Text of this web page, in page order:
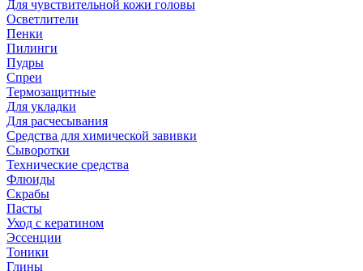
Для чувствительной кожи головы
Осветлители
Пенки
Пилинги
Пудры
Спреи
Термозащитные
Для укладки
Для расчесывания
Средства для химической завивки
Сыворотки
Технические средства
Флюиды
Скрабы
Пасты
Уход с кератином
Эссенции
Тоники
Глины